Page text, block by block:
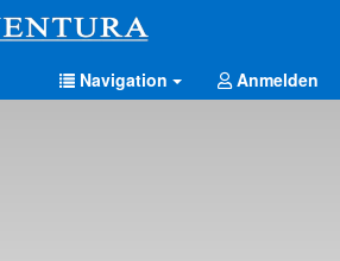
Navigation Anmelden